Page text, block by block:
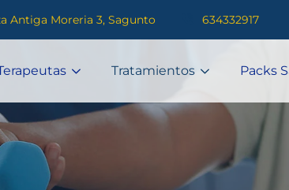
Antiga Moreria 3, Sagunto 634332917
Tratamientos Packs